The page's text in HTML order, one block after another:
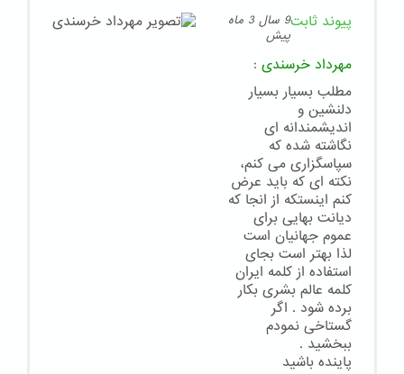
پیوند ثابت
9 سال 3 ماه
پیش
مهرداد خرسندی :
مطلب بسیار بسیار
دلنشین و
اندیشمندانه ای
نگاشته شده که
سپاسگزاری می کنم،
نکته ای که باید عرض
کنم اینستکه از انجا که
دیانت بهایی برای
عموم جهانیان است
لذا بهتر است بجای
استفاده از کلمه ایران
کلمه عالم بشری بکار
برده شود . اگر
گستاخی نمودم
ببخشید .
پاینده باشید